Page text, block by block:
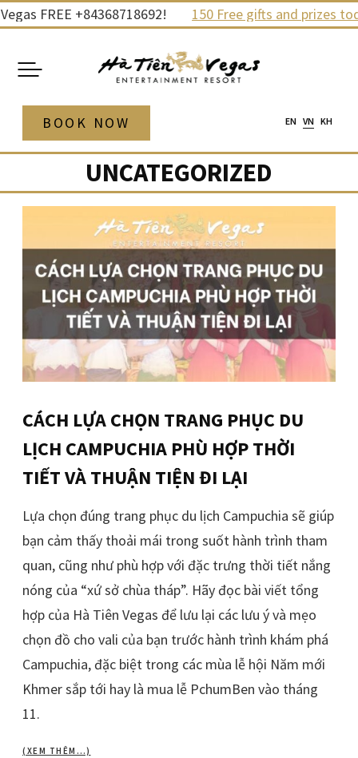
Skip
content
FREE +84368718692! 150 Free gifts and prizes
EN VN KH
BOOK NOW
UNCATEGORIZED
CÁCH LỰA CHỌN TRANG PHỤC DU
LỊCH CAMPUCHIA PHÙ HỢP THỜI
TIẾT VÀ THUẬN TIỆN ĐI LẠI
Lựa chọn đúng trang phục du lịch Campuchia sẽ giúp
bạn cảm thấy thoải mái trong suốt hành trình tham
quan, cũng như phù hợp với đặc trưng thời tiết nắng
nóng của “xứ sở chùa tháp”. Hãy đọc bài viết tổng
hợp của Hà Tiên Vegas để lưu lại các lưu ý và mẹo
chọn đồ cho vali của bạn trước hành trình khám phá
Campuchia, đặc biệt trong các mùa lễ hội Năm mới
Khmer sắp tới hay là mua lễ PchumBen vào tháng
11.
(XEM THÊM…)